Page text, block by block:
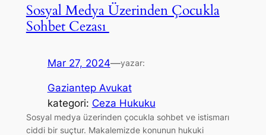
Sosyal Medya Üzerinden Çocukla
Sohbet Cezası
Mar 27, 2024—yazar:
Gaziantep Avukat
kategori: Ceza Hukuku
Sosyal medya üzerinden çocukla sohbet ve istismarı
ciddi bir suçtur. Makalemizde konunun hukuki